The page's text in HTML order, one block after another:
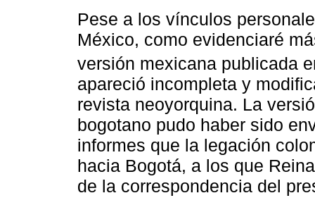
Pese a los vínculos
México, como evidenciaré
versión mexicana publicada
apareció incompleta y
revista neoyorquina. La
bogotano pudo haber sido
informes que la legación
hacia Bogotá, a los que
de la correspondencia del